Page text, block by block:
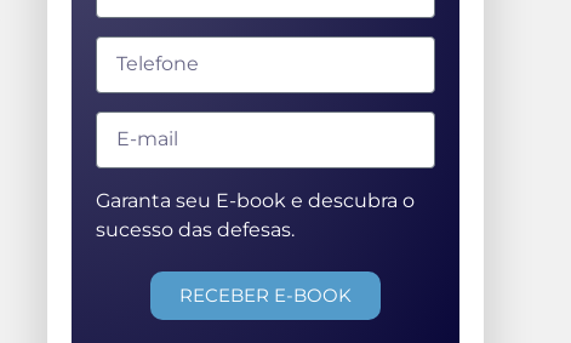
Garanta seu E-book e descubra o
sucesso das defesas.
RECEBER E-BOOK